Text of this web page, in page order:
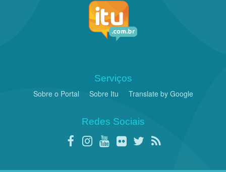
Serviços
Sobre o Portal Sobre Itu Translate by Google
Redes Sociais